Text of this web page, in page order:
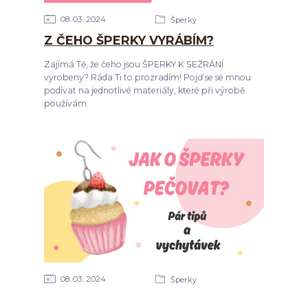
08 03 2024 Šperky
Z ČEHO ŠPERKY VYRÁBÍM?
Zajímá Tě, že čeho jsou ŠPERKY K SEŽRÁNÍ
vyrobeny? Ráda Ti to prozradím! Pojď se se mnou
podívat na jednotlivé materiály, které při výrobě
používám.
08 03 2024 Šperky